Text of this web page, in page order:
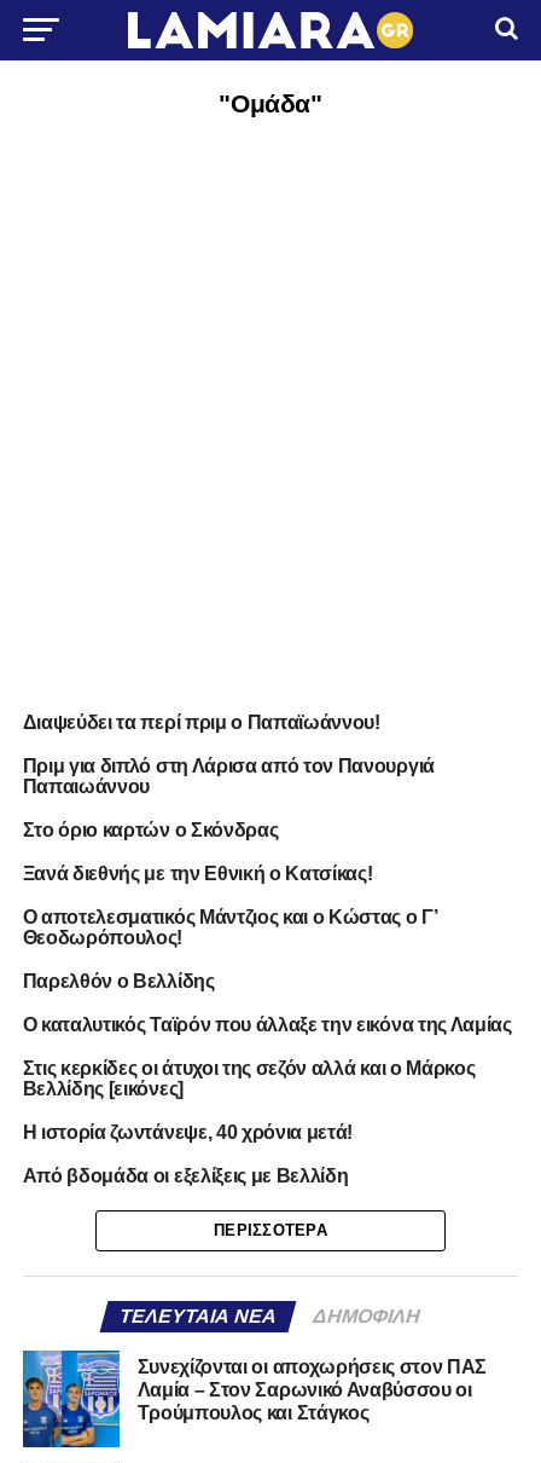
"Ομάδα"
Διαψεύδει τα περί πριμ ο Παπαϊωάννου!
Πριμ για διπλό στη Λάρισα από τον Πανουργιά
Παπαιωάννου
Στο όριο καρτών ο Σκόνδρας
Ξανά διεθνής με την Εθνική ο Κατσίκας!
O αποτελεσματικός Μάντζιος και ο Κώστας ο Γ’
Θεοδωρόπουλος!
Παρελθόν ο Βελλίδης
Ο καταλυτικός Ταϊρόν που άλλαξε την εικόνα της Λαμίας
Στις κερκίδες οι άτυχοι της σεζόν αλλά και ο Μάρκος
Βελλίδης [εικόνες]
H ιστορία ζωντάνεψε, 40 χρόνια μετά!
Από βδομάδα οι εξελίξεις με Βελλίδη
ΠΕΡΙΣΣΌΤΕΡΑ
ΤΕΛΕΥΤΑΊΑ ΝΈΑ ΔΗΜΟΦΙΛΉ
Συνεχίζονται οι αποχωρήσεις στον ΠΑΣ
Λαμία – Στον Σαρωνικό Αναβύσσου οι
Τρούμπουλος και Στάγκος